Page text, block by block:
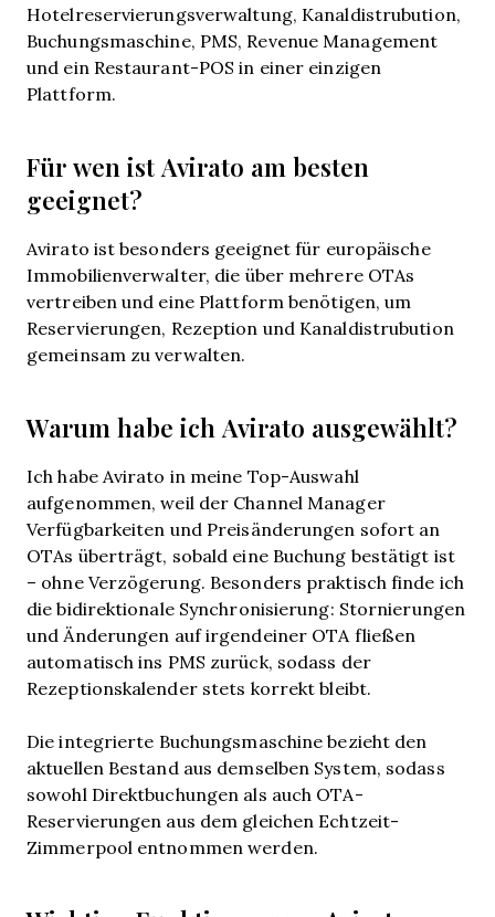
Hotelreservierungsverwaltung, Kanaldistrubution,
Buchungsmaschine, PMS, Revenue Management
und ein Restaurant-POS in einer einzigen
Plattform.
Für wen ist Avirato am besten
geeignet?
Avirato ist besonders geeignet für europäische
Immobilienverwalter, die über mehrere OTAs
vertreiben und eine Plattform benötigen, um
Reservierungen, Rezeption und Kanaldistrubution
gemeinsam zu verwalten.
Warum habe ich Avirato ausgewählt?
Ich habe Avirato in meine Top-Auswahl
aufgenommen, weil der Channel Manager
Verfügbarkeiten und Preisänderungen sofort an
OTAs überträgt, sobald eine Buchung bestätigt ist
– ohne Verzögerung. Besonders praktisch finde ich
die bidirektionale Synchronisierung: Stornierungen
und Änderungen auf irgendeiner OTA fließen
automatisch ins PMS zurück, sodass der
Rezeptionskalender stets korrekt bleibt.
Die integrierte Buchungsmaschine bezieht den
aktuellen Bestand aus demselben System, sodass
sowohl Direktbuchungen als auch OTA-
Reservierungen aus dem gleichen Echtzeit-
Zimmerpool entnommen werden.